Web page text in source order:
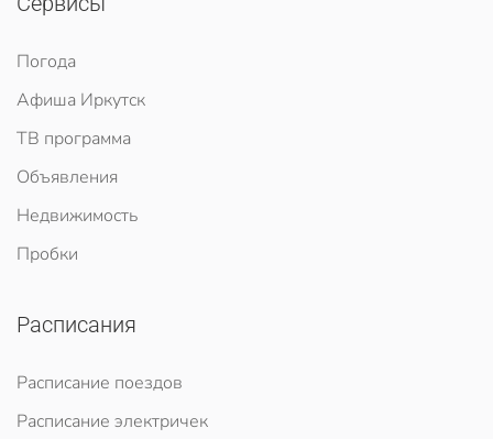
Погода
Афиша Иркутск
ТВ программа
Объявления
Недвижимость
Пробки
Расписания
Расписание поездов
Расписание электричек